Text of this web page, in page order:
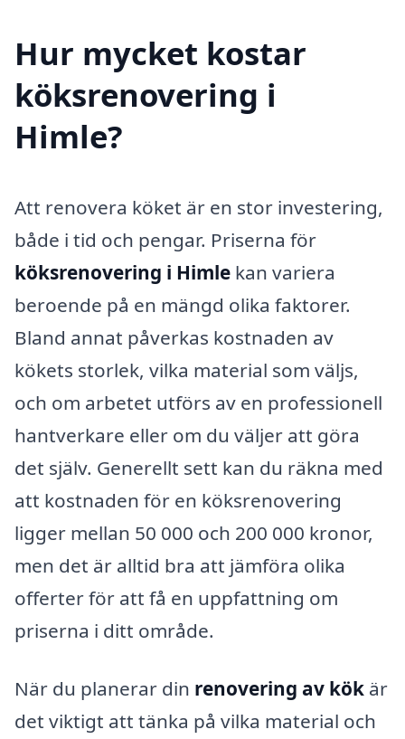
Hur mycket kostar
köksrenovering i
Himle?
Att renovera köket är en stor investering,
både i tid och pengar. Priserna för
köksrenovering i Himle kan variera
beroende på en mängd olika faktorer.
Bland annat påverkas kostnaden av
kökets storlek, vilka material som väljs,
och om arbetet utförs av en professionell
hantverkare eller om du väljer att göra
det själv. Generellt sett kan du räkna med
att kostnaden för en köksrenovering
ligger mellan 50 000 och 200 000 kronor,
men det är alltid bra att jämföra olika
offerter för att få en uppfattning om
priserna i ditt område.
När du planerar din renovering av kök är
det viktigt att tänka på vilka material och